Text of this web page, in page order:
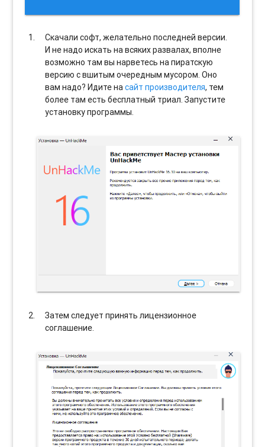
Скачали софт, желательно последней версии.
И не надо искать на всяких развалах, вполне
возможно там вы нарветесь на пиратскую
версию с вшитым очередным мусором. Оно
вам надо? Идите насайт производителя, тем
более там есть бесплатный триал. Запустите
установку программы.
Затем следует принять лицензионное
соглашение.